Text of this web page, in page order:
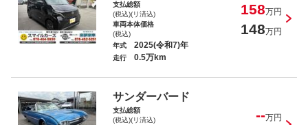
支払総額
(税込)(リ済込)
158万円
車両本体価格
(税込)
148万円
年式 2025(令和7)年
走行 0.5万km
サンダーバード
支払総額
(税込)(リ済込)
--万円